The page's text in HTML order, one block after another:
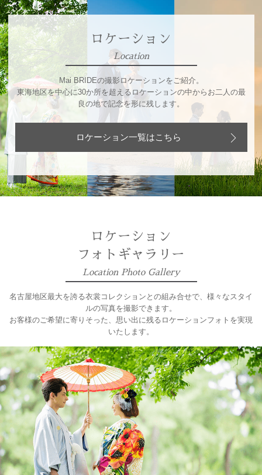
ロケーション
Location
Mai BRIDEの撮影ロケーションをご紹介。
東海地区を中心に30か所を超えるロケーションの中からお二人の最
良の地で記念を形に残します。
ロケーション一覧はこちら
ロケーション
フォトギャラリー
Location Photo Gallery
名古屋地区最⼤を誇る衣裳コレクションとの組み合せで、様々なスタイ
ルの写真を撮影できます。
お客様のご希望に寄りそった、思い出に残るロケーションフォトを実現
いたします。